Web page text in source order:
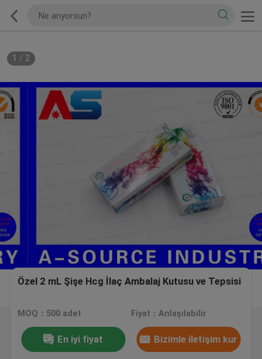
1 / 2
Özel 2 mL Şişe Hcg İlaç Ambalaj Kutusu ve Tepsisi
MOQ：500 adet Fiyat：Anlaşılabilir
En iyi fiyat Bizimle iletişim kur